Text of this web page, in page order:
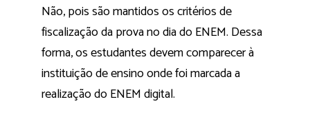
Não, pois são mantidos os critérios de
fiscalização da prova no dia do ENEM. Dessa
forma, os estudantes devem comparecer à
instituição de ensino onde foi marcada a
realização do ENEM digital.